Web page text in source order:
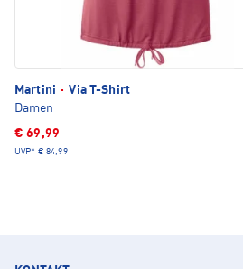
Martini · Via T-Shirt
Damen
€ 69,99
UVP* € 84,99